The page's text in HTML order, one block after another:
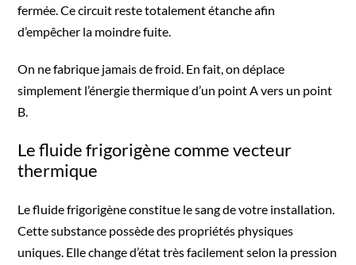
fermée. Ce circuit reste totalement étanche afin
d’empêcher la moindre fuite.
On ne fabrique jamais de froid. En fait, on déplace
simplement l’énergie thermique d’un point A vers un point
B.
Le fluide frigorigène comme vecteur
thermique
Le fluide frigorigène constitue le sang de votre installation.
Cette substance possède des propriétés physiques
uniques. Elle change d’état très facilement selon la pression